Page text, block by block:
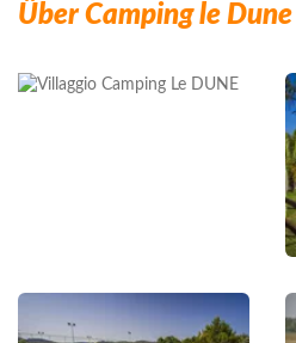
Über Camping le Dune